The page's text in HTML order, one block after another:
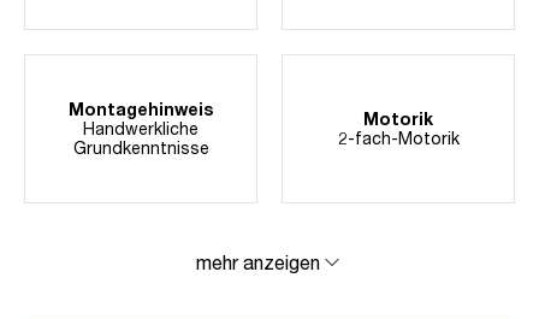
Montagehinweis
Handwerkliche
Grundkenntnisse
Motorik
2-fach-Motorik
mehr anzeigen